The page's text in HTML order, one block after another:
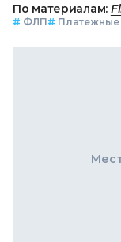
По материалам:
# ФЛП# Платежные